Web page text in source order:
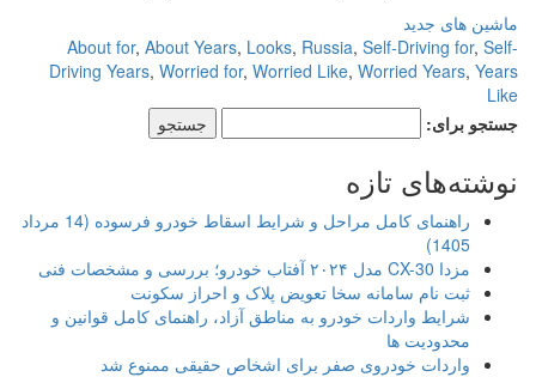
ماشین های جدید
About for,About Years,Looks,Russia,Self-Driving for,Self-
Driving Years,Worried for,Worried Like,Worried Years,Years
Like
جستجو برای:
نوشته‌های تازه
راهنمای کامل مراحل و شرایط اسقاط خودرو فرسوده (14 مرداد
1405)
مزدا CX-30 مدل ۲۰۲۴ آفتاب خودرو؛ بررسی و مشخصات فنی
ثبت نام سامانه سخا تعویض پلاک و احراز سکونت
شرایط واردات خودرو به مناطق آزاد، راهنمای کامل قوانین و
محدودیت ها
واردات خودروی صفر برای اشخاص حقیقی ممنوع شد